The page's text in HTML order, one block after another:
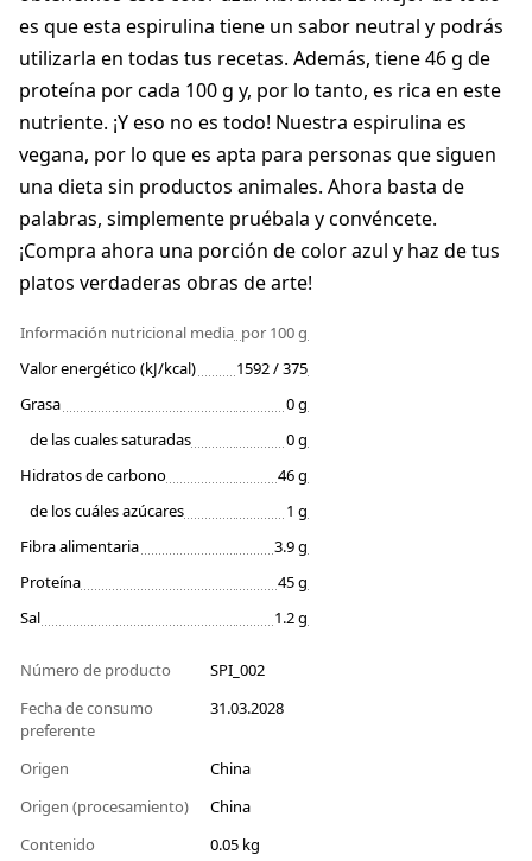
es que esta espirulina tiene un sabor neutral y podrás
utilizarla en todas tus recetas. Además, tiene 46 g de
proteína por cada 100 g y, por lo tanto, es rica en este
nutriente. ¡Y eso no es todo! Nuestra espirulina es
vegana, por lo que es apta para personas que siguen
una dieta sin productos animales. Ahora basta de
palabras, simplemente pruébala y convéncete.
¡Compra ahora una porción de color azul y haz de tus
platos verdaderas obras de arte!
Información nutricional media por 100 g
Valor energético (kJ/kcal)
1592 / 375
Grasa
0 g
de las cuales saturadas
0 g
Hidratos de carbono
46 g
de los cuáles azúcares
1 g
Fibra alimentaria
3.9 g
Proteína
45 g
Sal
1.2 g
Número de producto
SPI_002
Fecha de consumo
preferente
31.03.2028
Origen
China
Origen (procesamiento)
China
Contenido
0.05 kg